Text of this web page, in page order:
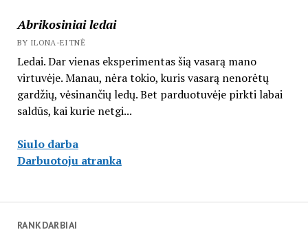
Abrikosiniai ledai
BY ILONA-EITNĖ
Ledai. Dar vienas eksperimentas šią vasarą mano
virtuvėje. Manau, nėra tokio, kuris vasarą nenorėtų
gardžių, vėsinančių ledų. Bet parduotuvėje pirkti labai
saldūs, kai kurie netgi...
Siulo darba
Darbuotoju atranka
RANKDARBIAI